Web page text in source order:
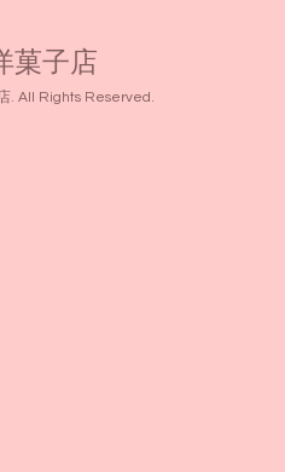
菓子店
. All Rights Reserved.